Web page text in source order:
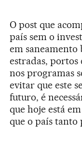
O post que
país sem o
em saneamento
estradas, portos
nos programas
evitar que este
futuro, é
que hoje está
que o país tanto